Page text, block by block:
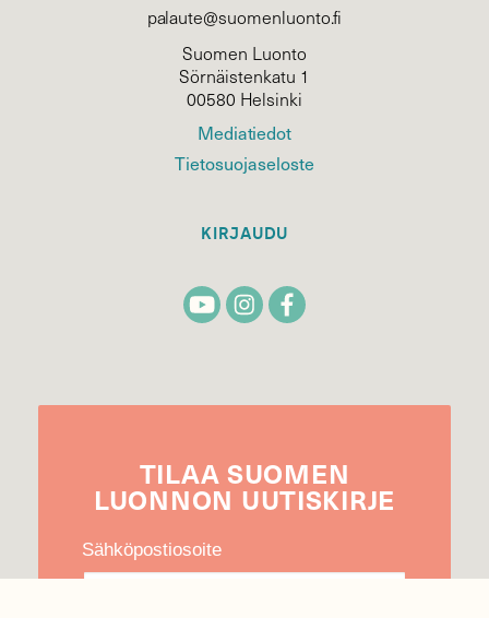
palaute@suomenluonto.fi
Suomen Luonto
Sörnäistenkatu 1
00580 Helsinki
Mediatiedot
Tietosuojaseloste
KIRJAUDU
TILAA SUOMEN
LUONNON UUTIS­KIRJE
Sähköpostiosoite